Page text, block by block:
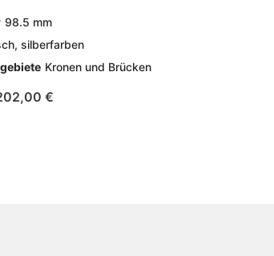
98.5 mm
silberfarben
Kronen und Brücken
€